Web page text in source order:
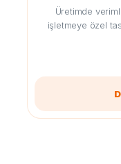
Üretimde
işletmeye özel